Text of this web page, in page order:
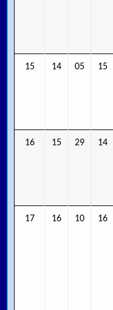
15 14 05 15
16 15 29 14
17 16 10 16